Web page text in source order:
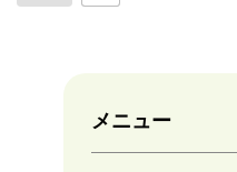
メニュー